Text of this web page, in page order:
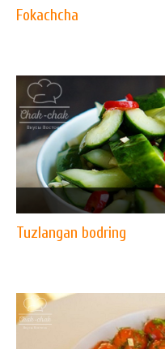
Fokachcha
Tuzlangan bodring